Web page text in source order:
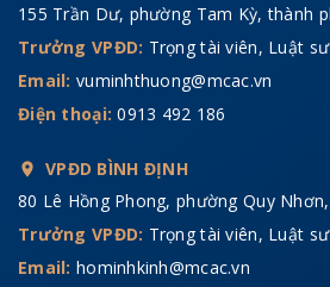
155 Trần Dư, phường Tam Kỳ, thành
Trưởng VPĐD: Trọng tài viên, Luật
Email: vuminhthuong@mcac.vn
Điện thoại:0913 492 186
VPĐD BÌNH ĐỊNH
80 Lê Hồng Phong, phường Quy
Trưởng VPĐD: Trọng tài viên, Luật
Email: hominhkinh@mcac.vn